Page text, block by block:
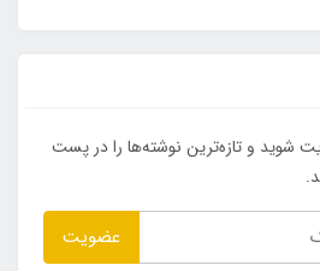
شوید و تازه‌ترین نوشته‌ها را در پست
عضویت